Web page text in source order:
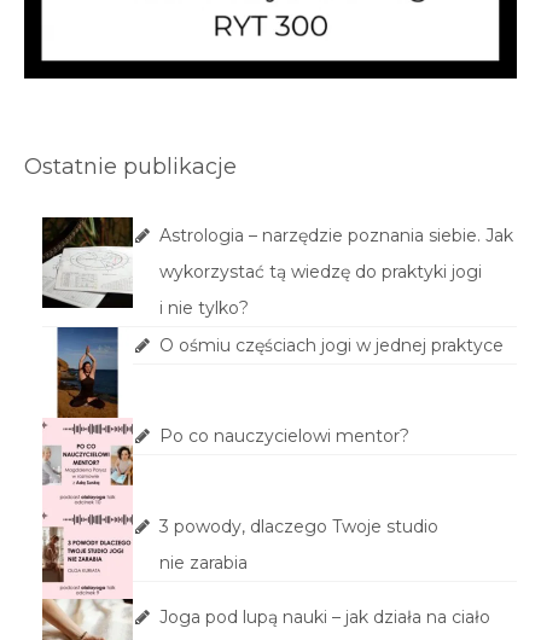
Ostatnie publikacje
Astrologia – narzędzie poznania siebie. Jak
wykorzystać tą wiedzę do praktyki jogi
i nie tylko?
O ośmiu częściach jogi w jednej praktyce
Po co nauczycielowi mentor?
3 powody, dlaczego Twoje studio
nie zarabia
Joga pod lupą nauki – jak działa na ciało